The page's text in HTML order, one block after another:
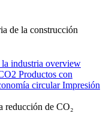
de la construcción
industria overview
Productos con
circular Impresión
reducción de CO₂